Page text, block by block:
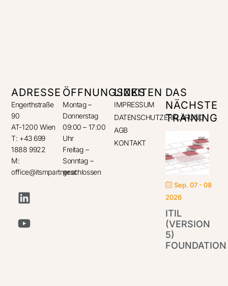
ADRESSE
Engerthstraße
90
AT-1200 Wien
T: +43 699
1888 9922
M:
office@itsmpartner.at
ÖFFNUNGSZEITEN
Montag –
Donnerstag
09:00 – 17:00
Uhr
Freitag –
Sonntag –
geschlossen
LINKS
IMPRESSUM
DATENSCHUTZERKLÄRUNG
AGB
KONTAKT
DAS
NÄCHSTE
TRAINING
Sep. 07 - 08
2026
ITIL
(VERSION
5)
FOUNDATION